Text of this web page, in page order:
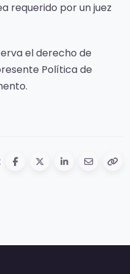
requerido por un juez
el derecho de
Política de